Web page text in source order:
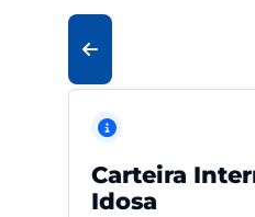
Carteira
Idosa